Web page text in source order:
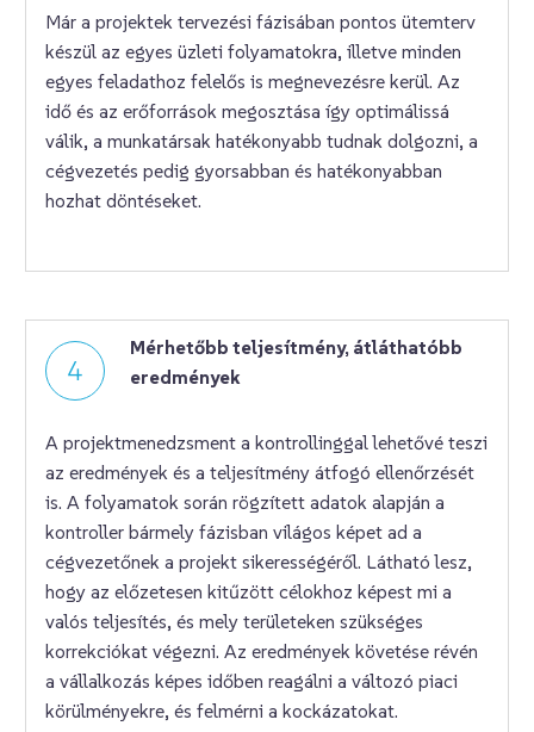
Már a projektek tervezési fázisában pontos ütemterv
készül az egyes üzleti folyamatokra, illetve minden
egyes feladathoz felelős is megnevezésre kerül. Az
idő és az erőforrások megosztása így optimálissá
válik, a munkatársak hatékonyabb tudnak dolgozni, a
cégvezetés pedig gyorsabban és hatékonyabban
hozhat döntéseket.
4
Mérhetőbb teljesítmény, átláthatóbb
eredmények
A projektmenedzsment a kontrollinggal lehetővé teszi
az eredmények és a teljesítmény átfogó ellenőrzését
is. A folyamatok során rögzített adatok alapján a
kontroller bármely fázisban világos képet ad a
cégvezetőnek a projekt sikerességéről. Látható lesz,
hogy az előzetesen kitűzött célokhoz képest mi a
valós teljesítés, és mely területeken szükséges
korrekciókat végezni. Az eredmények követése révén
a vállalkozás képes időben reagálni a változó piaci
körülményekre, és felmérni a kockázatokat.